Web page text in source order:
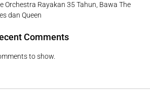
Orchestra Rayakan 35 Tahun, Bawa The
dan Queen
Comments
to show.